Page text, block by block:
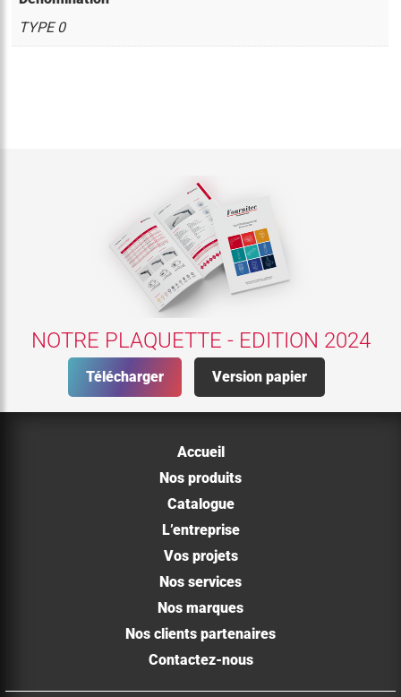
TYPE 0
NOTRE PLAQUETTE - EDITION 2024
Télécharger Version papier
Accueil
Nos produits
Catalogue
L’entreprise
Vos projets
Nos services
Nos marques
Nos clients partenaires
Contactez-nous